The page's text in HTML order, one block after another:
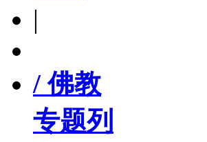
|
/ 佛教
专题列